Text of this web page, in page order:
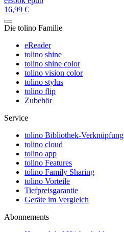
16,99 €
Die tolino Familie
eReader
tolino shine
tolino shine color
tolino vision color
tolino stylus
tolino flip
Zubehör
Service
tolino Bibliothek-Verknüpfung
tolino cloud
tolino app
tolino Features
tolino Family Sharing
tolino Vorteile
Tiefpreisgarantie
Geräte im Vergleich
Abonnements